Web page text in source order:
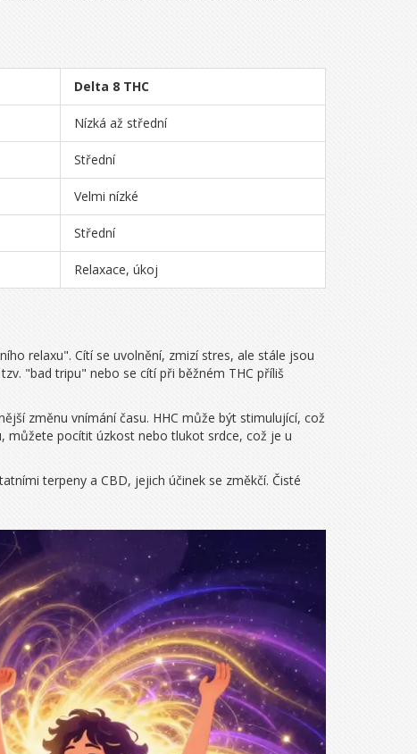
Delta 8 THC
Nízká až střední
Střední
Velmi nízké
Střední
Relaxace, úkoj
relaxu". Cítí se uvolnění, zmizí stres, ale stále jsou
"bad tripu" nebo se cítí při běžném THC příliš
změnu vnímání času. HHC může být stimulující, což
můžete pocítit úzkost nebo tlukot srdce, což je u
terpeny a CBD, jejich účinek se změkčí. Čisté